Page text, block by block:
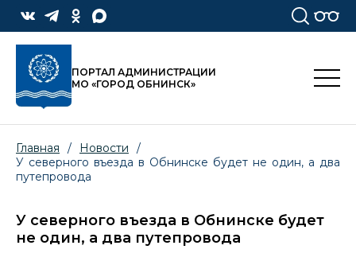
ПОРТАЛ АДМИНИСТРАЦИИ
МО «ГОРОД ОБНИНСК»
Главная / Новости
/
У северного въезда в Обнинске будет не один, а два
путепровода
У северного въезда в Обнинске будет
не один, а два путепровода